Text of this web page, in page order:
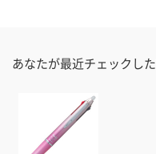
あなたが最近チェックし